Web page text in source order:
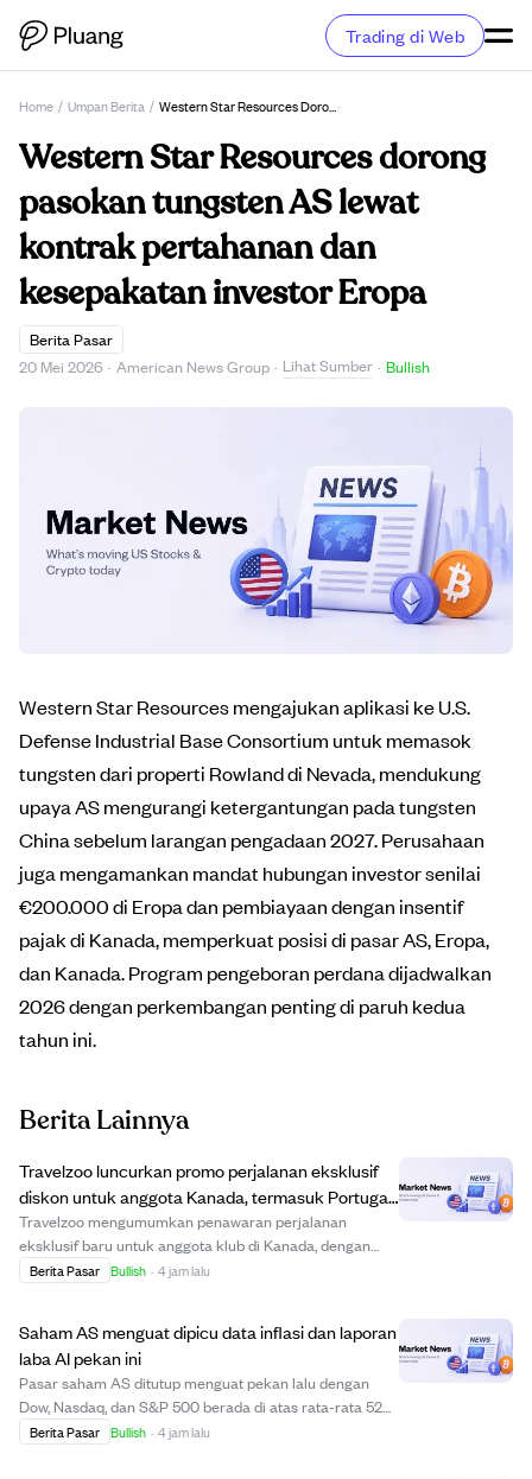
Trading di Web
Home / Umpan Berita / Western Star Resources Dorong Pasokan Tungsten AS Lewat Kontrak Pertahanan Dan Kesepakatan Investor Eropa
Western Star Resources dorong
pasokan tungsten AS lewat
kontrak pertahanan dan
kesepakatan investor Eropa
Berita Pasar
20 Mei 2026 · American News Group · Lihat Sumber · Bullish
Western Star Resources mengajukan aplikasi ke U.S.
Defense Industrial Base Consortium untuk memasok
tungsten dari properti Rowland di Nevada, mendukung
upaya AS mengurangi ketergantungan pada tungsten
China sebelum larangan pengadaan 2027. Perusahaan
juga mengamankan mandat hubungan investor senilai
€200.000 di Eropa dan pembiayaan dengan insentif
pajak di Kanada, memperkuat posisi di pasar AS, Eropa,
dan Kanada. Program pengeboran perdana dijadwalkan
2026 dengan perkembangan penting di paruh kedua
tahun ini.
Berita Lainnya
Travelzoo luncurkan promo perjalanan eksklusif
diskon untuk anggota Kanada, termasuk Portugal
dan Maladewa
Travelzoo mengumumkan penawaran perjalanan
eksklusif baru untuk anggota klub di Kanada, dengan
paket diskon ke destinasi seperti Portugal, Maladewa,
Berita Pasar Bullish · 4 jam lalu
Saham AS menguat dipicu data inflasi dan laporan
laba AI pekan ini
Pasar saham AS ditutup menguat pekan lalu dengan
Dow, Nasdaq, dan S&P 500 berada di atas rata-rata 52
minggu yang naik. Investor menantikan laporan inflasi
Berita Pasar Bullish · 4 jam lalu